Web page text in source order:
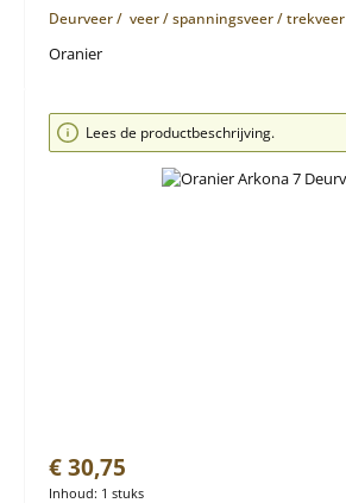
Deurveer / veer / spanningsveer / trekveer
Oranier
Afbeeldingengalerij overslaan
Lees de productbeschrijving.
Normale prijs:
€ 30,75
Inhoud: 1 stuks